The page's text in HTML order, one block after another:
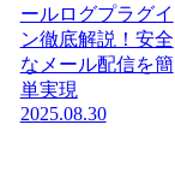
ールログプラグイ
ン徹底解説！安全
なメール配信を簡
単実現
2025.08.30